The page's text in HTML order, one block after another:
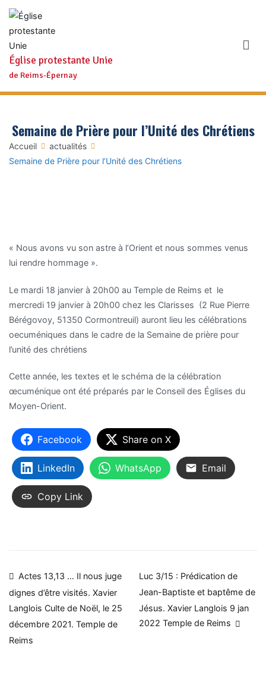
Aller
contenu
Église protestante Unie
de Reims-Épernay
Semaine de Prière pour l’Unité des Chrétiens
Accueil
actualités
Semaine de Prière pour l’Unité des Chrétiens
« Nous avons vu son astre à l’Orient et nous sommes venus
lui rendre hommage ».
Le mardi 18 janvier à 20h00 au Temple de Reims et le
mercredi 19 janvier à 20h00 chez les Clarisses (2 Rue Pierre
Bérégovoy, 51350 Cormontreuil) auront lieu les célébrations
oecuméniques dans le cadre de la Semaine de prière pour
l’unité des chrétiens
Cette année, les textes et le schéma de la célébration
œcuménique ont été préparés par le Conseil des Églises du
Moyen-Orient.
Facebook Share on X
LinkedIn WhatsApp Email
Copy Link
Navigation
de
l’article
Actes 13,13 … Il nous juge
dignes d’être visités. Xavier
Langlois Culte de Noël, le 25
décembre 2021. Temple de
Reims
Luc 3/15 : Prédication de
Jean-Baptiste et baptême de
Jésus. Xavier Langlois 9 jan
2022 Temple de Reims